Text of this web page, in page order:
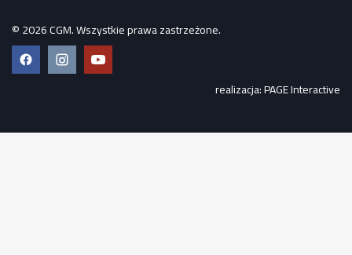
© 2026 CGM. Wszystkie prawa zastrzeżone.
FacebookInstagramYouTube
realizacja:PAGE Interactive